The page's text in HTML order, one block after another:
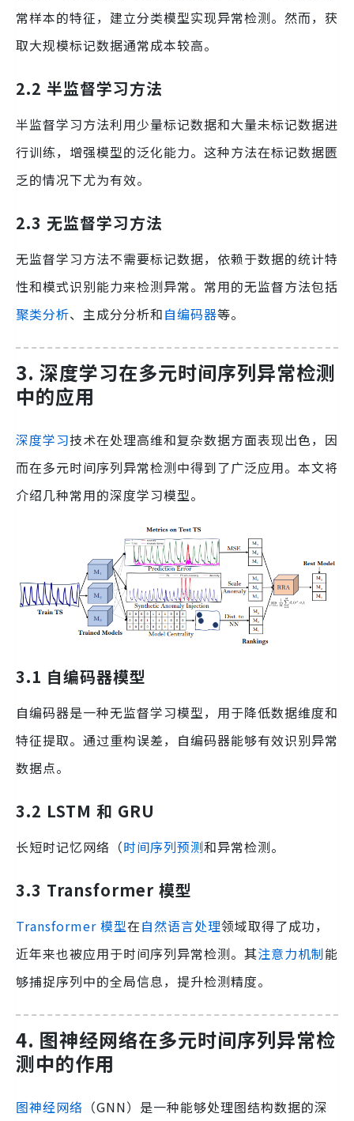
常样本的特征，建立分类模型实现异常检测。然而，获
取大规模标记数据通常成本较高。
2.2 半监督学习方法
半监督学习方法利用少量标记数据和大量未标记数据进
行训练，增强模型的泛化能力。这种方法在标记数据匮
乏的情况下尤为有效。
2.3 无监督学习方法
无监督学习方法不需要标记数据，依赖于数据的统计特
性和模式识别能力来检测异常。常用的无监督方法包括
聚类分析、主成分分析和自编码器等。
3. 深度学习在多元时间序列异常检测
中的应用
深度学习技术在处理高维和复杂数据方面表现出色，因
而在多元时间序列异常检测中得到了广泛应用。本文将
介绍几种常用的深度学习模型。
3.1 自编码器模型
自编码器是一种无监督学习模型，用于降低数据维度和
特征提取。通过重构误差，自编码器能够有效识别异常
数据点。
3.2 LSTM 和 GRU
长短时记忆网络（时间序列预测和异常检测。
3.3 Transformer 模型
Transformer 模型在自然语言处理领域取得了成功，
近年来也被应用于时间序列异常检测。其注意力机制能
够捕捉序列中的全局信息，提升检测精度。
4. 图神经网络在多元时间序列异常检
测中的作用
图神经网络 （GNN）是一种能够处理图结构数据的深